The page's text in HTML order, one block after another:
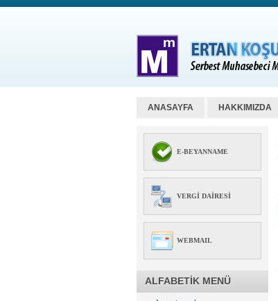
ANASAYFA HAKKIMIZDA
E-BEYANNAME
VERGI DAIRESI
WEBMAIL
ALFABETİK MENÜ